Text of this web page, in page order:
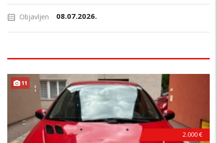
Objavljen 08.07.2026.
11
2.000 €